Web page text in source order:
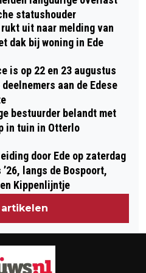
IEDEREEN
statushouder
rukt uit naar melding van
dak bij woning in Ede
is op 22 en 23 augustus
aan de Edese
bestuurder belandt met
in tuin in Otterlo
door Ede op zaterdag
langs de Bospoort,
Kippenlijntje
artikelen